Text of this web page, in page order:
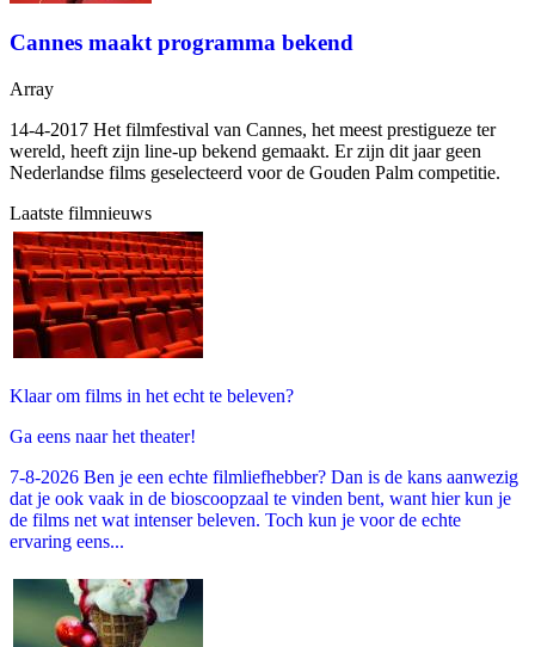
Cannes maakt programma bekend
Array
14-4-2017 Het filmfestival van Cannes, het meest prestigueze ter
wereld, heeft zijn line-up bekend gemaakt. Er zijn dit jaar geen
Nederlandse films geselecteerd voor de Gouden Palm competitie.
Laatste filmnieuws
Klaar om films in het echt te beleven?
Ga eens naar het theater!
7-8-2026 Ben je een echte filmliefhebber? Dan is de kans aanwezig
dat je ook vaak in de bioscoopzaal te vinden bent, want hier kun je
de films net wat intenser beleven. Toch kun je voor de echte
ervaring eens...